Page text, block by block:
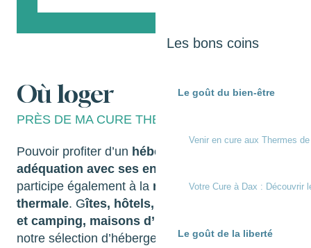
Les bons coins
Le goût du bien-être
Venir en cure aux Thermes
Votre Cure à Dax : Découvrir
Le goût de la liberté
Où loger
PRÈS DE MA CURE THERMALE ?
Pouvoir profiter d’un hébergement en
adéquation avec ses envies
participe également à la réussite de sa cure
thermale. Gîtes, hôtels, aires de camping car
et camping, maisons d’hôtes
notre sélection d’hébergements en Terres de